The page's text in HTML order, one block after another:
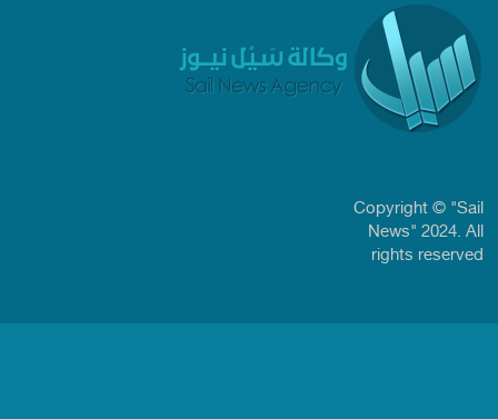
Copyright © "Sail
News" 2024. All
rights reserved